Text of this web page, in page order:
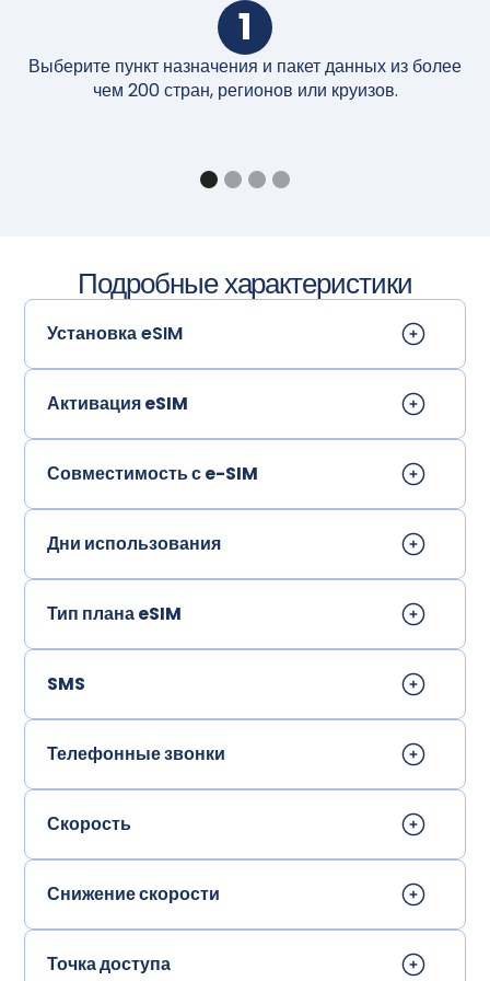
1
Выберите пункт назначения и пакет данных из более
чем 200 стран, регионов или круизов.
Подробные характеристики
Установка eSIM
Активация eSIM
Совместимость с e-SIM
Дни использования
Тип плана eSIM
SMS
Телефонные звонки
Скорость
Снижение скорости
Точка доступа